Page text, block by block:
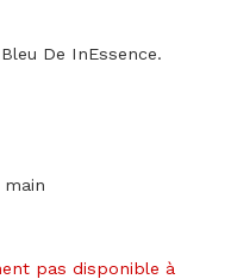
De InEssence.
pas disponible à